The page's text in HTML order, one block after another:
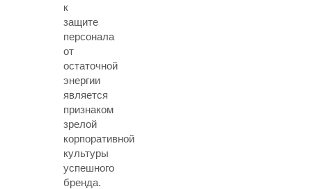
к
защите
персонала
от
остаточной
энергии
является
признаком
зрелой
корпоративной
культуры
успешного
бренда.